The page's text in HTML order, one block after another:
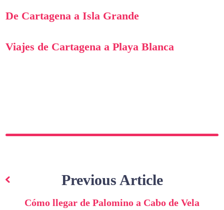
De Cartagena a Isla Grande
Viajes de Cartagena a Playa Blanca
de
entradas
Previous Article
Cómo llegar de Palomino a Cabo de Vela